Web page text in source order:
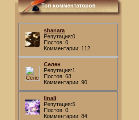
Топ комментаторов
shanara
Репутация:0
Постов: 0
Комментарии: 112
Селен
Репутация:1
Постов: 68
Комментарии: 90
linali
Репутация:5
Постов: 0
Комментарии: 84